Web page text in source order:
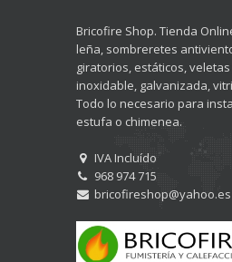
Bricofire Shop. Tienda
leña, sombreretes
giratorios, estáticos,
inoxidable, galvanizada,
Todo lo necesario para
estufa o chimenea.
IVA Incluído
968 974 715
bricofireshop@yahoo.es